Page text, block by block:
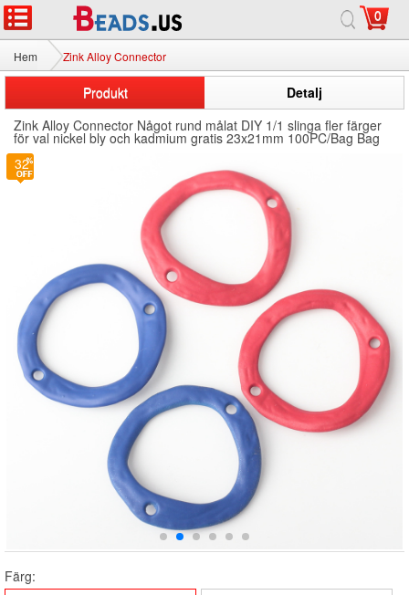
0
Hem Zink Alloy Connector
Produkt
Detalj
Zink Alloy Connector Något rund målat DIY 1/1 slinga fler färger
för val nickel bly och kadmium gratis 23x21mm 100PC/Bag Bag
Färg: